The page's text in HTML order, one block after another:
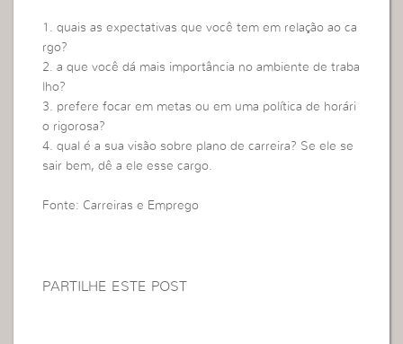
1. quais as expectativas que você tem em relação ao ca
rgo?
2. a que você dá mais importância no ambiente de traba
lho?
3. prefere focar em metas ou em uma política de horári
o rigorosa?
4. qual é a sua visão sobre plano de carreira? Se ele se
sair bem, dê a ele esse cargo.
Fonte: Carreiras e Emprego
PARTILHE ESTE POST